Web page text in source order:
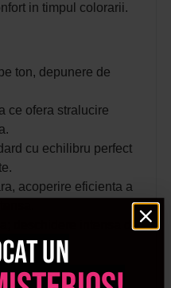
in timpul colorarii.
ton, depunere de
ce ofera stralucire
cu echilibru perfect
acoperire eficienta a
deschidere intensa de
de pe site-ul
un